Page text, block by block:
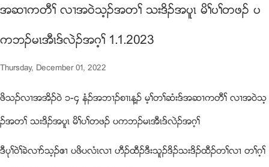
အဆ႕ကတီႈ လ႕အ၀ဲသ့ဥအတႈ သးဒိဥအပူၚ မိႈပႈတဖဥ ပ
ကဘဥမၚအီၚဒ္လဲဥအဂ့ႈ 1.1.2023
Thursday, December 01, 2022
ဖိသဥလ႕အအိဥ၀ဲ ၁-၄ နံဥအဘ႕ဥစ႕ၚန႔ဥ မ့ႈတႈဆံးဒ္အဆ႕ကတီႈ လ႕အ၀ဲသ့
ဥအတႈ သးဒိဥအပူၚ မိႈပႈတဖဥ ပကဘဥမၚအီၚဒ္လဲဥအဂ့ႈ
ဒီပုႈ၀ဲႈခဲလ႕ဏသ့ဥဧ႕ ပဖိပလံၚလ႕ ဟီဥထီဥဒီးသူဥဒိဥသးဒိဥထီဥတႈလ႕ တႈဂ့ႈ